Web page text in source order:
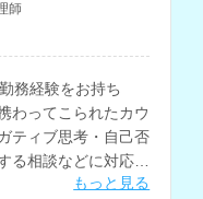
師
務経験をお持ち
わってこられたカウ
ティブ思考・自己否
る相談などに対応さ
もっと見る